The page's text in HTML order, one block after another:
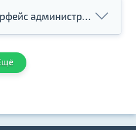
администратора